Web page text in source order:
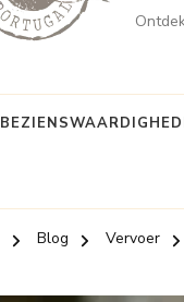
Blog Vervoer